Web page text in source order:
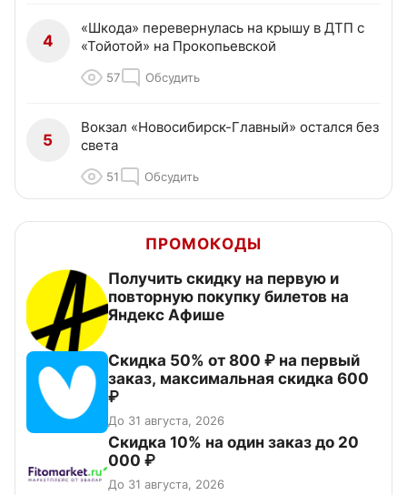
4
«Шкода» перевернулась на крышу в ДТП с
«Тойотой» на Прокопьевской
57 Обсудить
5
Вокзал «Новосибирск-Главный» остался без
света
51 Обсудить
ПРОМОКОДЫ
Получить скидку на первую и
повторную покупку билетов на
Яндекс Афише
Скидка 50% от 800 ₽ на первый
заказ, максимальная скидка 600
₽
До 31 августа, 2026
Скидка 10% на один заказ до 20
000 ₽
До 31 августа, 2026